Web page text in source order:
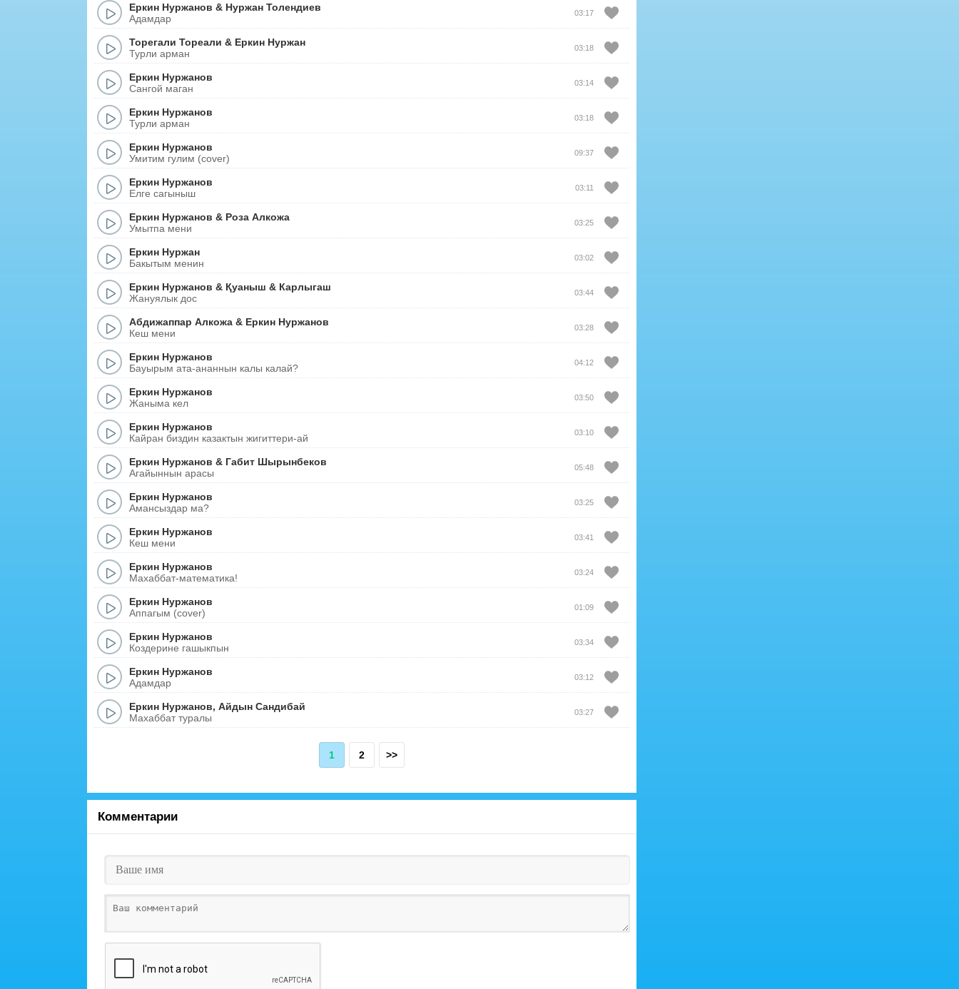
Еркин Нуржанов & Нуржан Толендиев
Адамдар
03:17
Торегали Тореали & Еркин Нуржан
Турли арман
03:18
Еркин Нуржанов
Сангой маган
03:14
Еркин Нуржанов
Турли арман
03:18
Еркин Нуржанов
Умитим гулим (cover)
09:37
Еркин Нуржанов
Елге сагыныш
03:11
Еркин Нуржанов & Роза Алкожа
Умытпа мени
03:25
Еркин Нуржан
Бакытым менин
03:02
Еркин Нуржанов & Қуаныш & Карлыгаш
Жануялык дос
03:44
Абдижаппар Алкожа & Еркин Нуржанов
Кеш мени
03:28
Еркин Нуржанов
Бауырым ата-ананнын калы калай?
04:12
Еркин Нуржанов
Жаныма кел
03:50
Еркин Нуржанов
Кайран биздин казактын жигиттери-ай
03:10
Еркин Нуржанов & Габит Шырынбеков
Агайыннын арасы
05:48
Еркин Нуржанов
Амансыздар ма?
03:25
Еркин Нуржанов
Кеш мени
03:41
Еркин Нуржанов
Махаббат-математика!
03:24
Еркин Нуржанов
Аппагым (cover)
01:09
Еркин Нуржанов
Коздерине гашыкпын
03:34
Еркин Нуржанов
Адамдар
03:12
Еркин Нуржанов, Айдын Сандибай
Махаббат туралы
03:27
1 2 >>
Комментарии